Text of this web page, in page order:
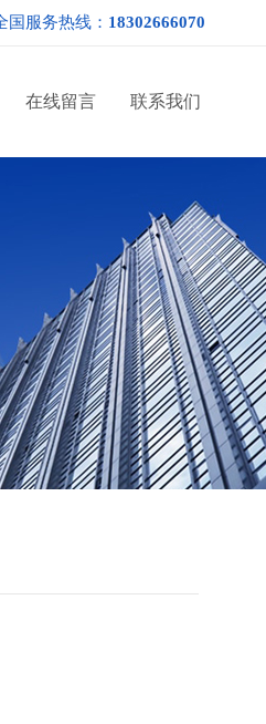
国服务热线： 18302666070
在线留言 联系我们